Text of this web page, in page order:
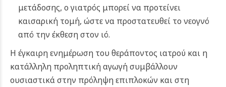
μετάδοσης, ο γιατρός μπορεί να προτείνει
καισαρική τομή, ώστε να προστατευθεί το νεογνό
από την έκθεση στον ιό.
Η έγκαιρη ενημέρωση του θεράποντος ιατρού και η
κατάλληλη προληπτική αγωγή συμβάλλουν
ουσιαστικά στην πρόληψη επιπλοκών και στη